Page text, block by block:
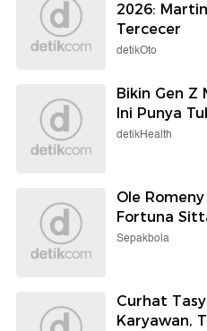
2026:
Tercecer
detikOto
Bikin Gen Z
Ini Punya
detikHealth
Ole
Fortuna
Sepakbola
Curhat
Karyawan,